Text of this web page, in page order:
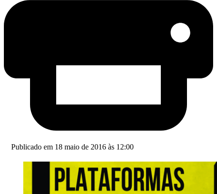
Publicado em 18 maio de 2016 às 12:00